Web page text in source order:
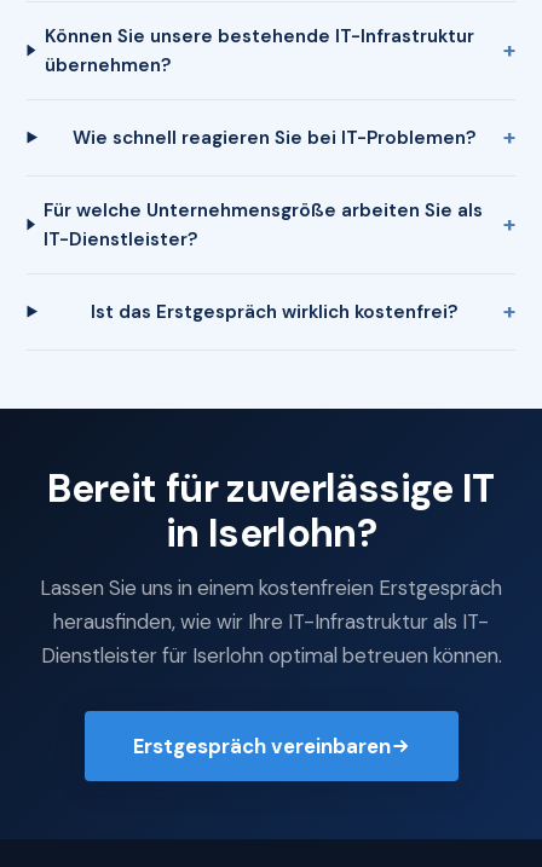
Können Sie unsere bestehende IT-Infrastruktur
übernehmen?
Wie schnell reagieren Sie bei IT-Problemen?
Für welche Unternehmensgröße arbeiten Sie als
IT-Dienstleister?
Ist das Erstgespräch wirklich kostenfrei?
Bereit für zuverlässige IT
in Iserlohn?
Lassen Sie uns in einem kostenfreien Erstgespräch
herausfinden, wie wir Ihre IT-Infrastruktur als IT-
Dienstleister für Iserlohn optimal betreuen können.
Erstgespräch vereinbaren